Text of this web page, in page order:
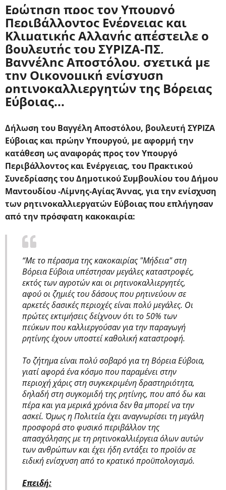
Eρώτηση προς τον Υπουργό
Περιβάλλοντος Ενέργειας και
Κλιματικής Αλλαγής απέστειλε ο
βουλευτής του ΣΥΡΙΖΑ-ΠΣ,
Βαγγέλης Αποστόλου, σχετικά με
την Οικονομική ενίσχυση
ρητινοκαλλιεργητών της Βόρειας
Εύβοιας...
Δήλωση του Βαγγέλη Αποστόλου, βουλευτή ΣΥΡΙΖΑ
Εύβοιας και πρώην Υπουργού, με αφορμή την
κατάθεση ως αναφοράς προς τον Υπουργό
Περιβάλλοντος και Ενέργειας, του Πρακτικού
Συνεδρίασης του Δημοτικού Συμβουλίου του Δήμου
Μαντουδίου -Λίμνης-Αγίας Άννας, για την ενίσχυση
των ρητινοκαλλιεργατών Εύβοιας που επλήγησαν
από την πρόσφατη κακοκαιρία:
“Με το πέρασμα της κακοκαιρίας "Μήδεια" στη
Βόρεια Εύβοια υπέστησαν μεγάλες καταστροφές,
εκτός των αγροτών και οι ρητινοκαλλιεργητές,
αφού οι ζημιές του δάσους που ρητινεύουν σε
αρκετές δασικές περιοχές είναι πολύ μεγάλες. Οι
πρώτες εκτιμήσεις δείχνουν ότι το 50% των
πεύκων που καλλιεργούσαν για την παραγωγή
ρητίνης έχουν υποστεί καθολική καταστροφή.
Το ζήτημα είναι πολύ σοβαρό για τη Βόρεια Εύβοια,
γιατί αφορά ένα κόσμο που παραμένει στην
περιοχή χάρις στη συγκεκριμένη δραστηριότητα,
δηλαδή στη συγκομιδή της ρητίνης, που από δω και
πέρα και για μερικά χρόνια δεν θα μπορεί να την
ασκεί. Όμως η Πολιτεία έχει αναγνωρίσει τη μεγάλη
προσφορά στο φυσικό περιβάλλον της
απασχόλησης με τη ρητινοκαλλιέργεια όλων αυτών
των ανθρώπων και έχει ήδη εντάξει το προϊόν σε
ειδική ενίσχυση από το κρατικό προϋπολογισμό.
Επειδή: